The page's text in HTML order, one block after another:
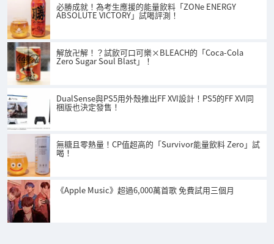
必勝成就！為考生應援的能量飲料「ZONe ENERGY
ABSOLUTE VICTORY」試喝評測！
解放卍解！？試飲可口可樂×BLEACH的「Coca-Cola
Zero Sugar Soul Blast」！
DualSense與PS5用外殼推出FF XVI設計！PS5的FF XVI同
梱版也決定發售！
無糖且零熱量！CP值超高的「Survivor能量飲料 Zero」試
喝！
《Apple Music》超過6,000萬首歌 免費試用三個月